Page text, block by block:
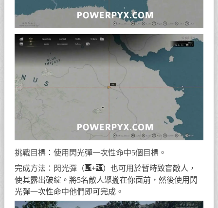
挑戰目標：使用閃光彈一次性命中5個目標。
完成方法：閃光彈（
+
）也可用於暫時致盲敵人，
使其露出破綻。將5名敵人聚攏在你面前，然後使用閃
光彈一次性命中他們即可完成。